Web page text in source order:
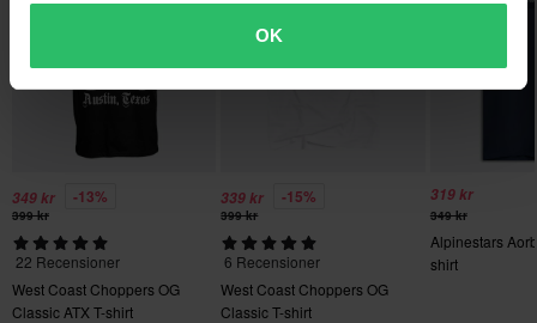
OK
349 kr -13%
399 kr
22 Recensioner
West Coast Choppers OG
Classic ATX T-shirt
339 kr -15%
399 kr
6 Recensioner
West Coast Choppers OG
Classic T-shirt
319 kr
349 kr
Alpinestars
shirt